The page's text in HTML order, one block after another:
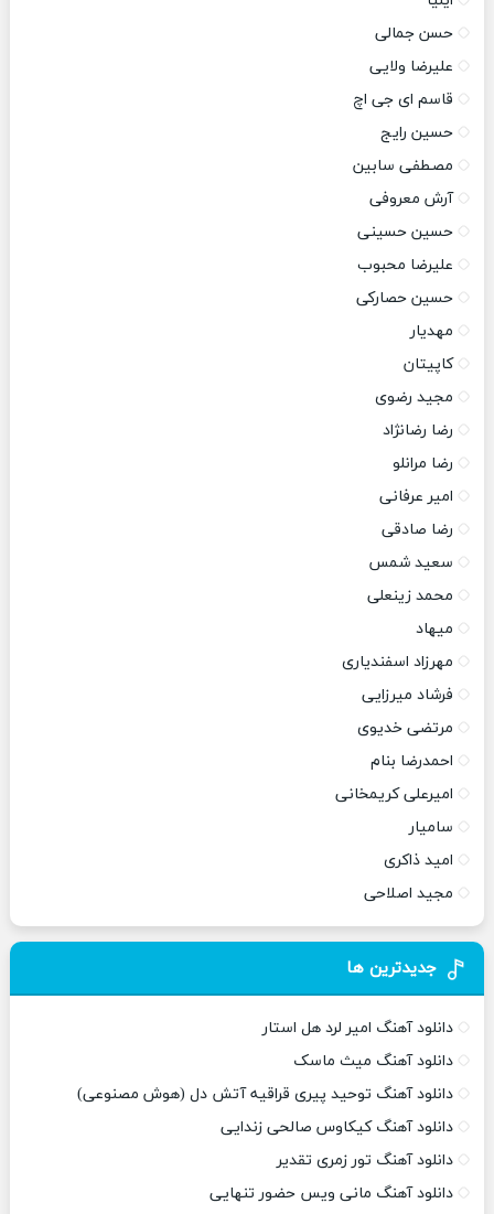
حسن جمالی
علیرضا ولایی
قاسم ای جی اچ
حسین رایج
مصطفی سابین
آرش معروفی
حسین حسینی
علیرضا محبوب
حسین حصارکی
مهدیار
کاپیتان
مجید رضوی
رضا رضانژاد
رضا مرانلو
امیر عرفانی
رضا صادقی
سعید شمس
محمد زینعلی
میهاد
مهرزاد اسفندیاری
فرشاد میرزایی
مرتضی خدیوی
احمدرضا بنام
امیرعلی کریمخانی
سامیار
امید ذاکری
مجید اصلاحی
جدیدترین ها
دانلود آهنگ امیر لرد هل استار
دانلود آهنگ میث ماسک
دانلود آهنگ توحید پیری قراقیه آتش دل (هوش مصنوعی)
دانلود آهنگ کیکاوس صالحی زندایی
دانلود آهنگ تور زمری تقدیر
دانلود آهنگ مانی ویس حضور تنهایی